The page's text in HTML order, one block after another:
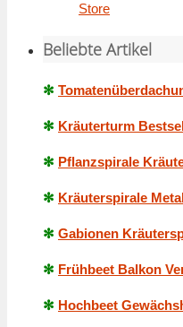
Store
Beliebte Artikel
✻
✻ Kräuterturm
✻ Pflanzspirale
✻ Kräuterspirale
✻ Gabionen
✻ Frühbeet Balkon
✻ Hochbeet